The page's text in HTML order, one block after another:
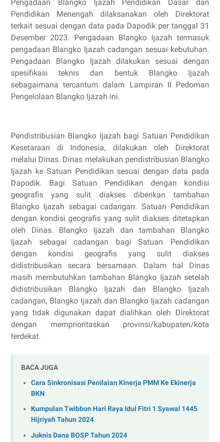
Pengadaan Blangko Ijazah Pendidikan Dasar dan
Pendidikan Menengah dilaksanakan oleh Direktorat
terkait sesuai dengan data pada Dapodik per tanggal 31
Desember 2023. Pengadaan Blangko Ijazah termasuk
pengadaan Blangko Ijazah cadangan sesuai kebutuhan.
Pengadaan Blangko Ijazah dilakukan sesuai dengan
spesifikasi teknis dan bentuk Blangko Ijazah
sebagaimana tercantum dalam Lampiran II Pedoman
Pengelolaan Blangko Ijazah ini.
Pendistribusian Blangko Ijazah bagi Satuan Pendidikan
Kesetaraan di Indonesia, dilakukan oleh Direktorat
melalui Dinas. Dinas melakukan pendistribusian Blangko
Ijazah ke Satuan Pendidikan sesuai dengan data pada
Dapodik. Bagi Satuan Pendidikan dengan kondisi
geografis yang sulit diakses diberikan tambahan
Blangko Ijazah sebagai cadangan. Satuan Pendidikan
dengan kondisi geografis yang sulit diakses ditetapkan
oleh Dinas. Blangko Ijazah dan tambahan Blangko
Ijazah sebagai cadangan bagi Satuan Pendidikan
dengan kondisi geografis yang sulit diakses
didistribusikan secara bersamaan. Dalam hal Dinas
masih membutuhkan tambahan Blangko Ijazah setelah
didistribusikan Blangko Ijazah dan Blangko Ijazah
cadangan, Blangko Ijazah dan Blangko Ijazah cadangan
yang tidak digunakan dapat dialihkan oleh Direktorat
dengan memprioritaskan provinsi/kabupaten/kota
terdekat.
BACA JUGA
Cara Sinkronisasi Penilaian Kinerja PMM Ke Ekinerja
BKN
Kumpulan Twibbon Hari Raya Idul Fitri 1 Syawal 1445
Hijriyah Tahun 2024
Juknis Dana BOSP Tahun 2024